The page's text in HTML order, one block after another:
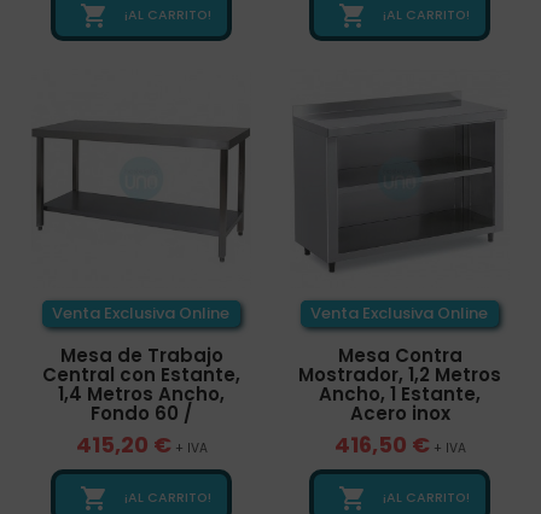
 ¡AL CARRITO!  ¡AL CARRITO!
Venta Exclusiva Online
Mesa de Trabajo
Central con Estante,
1,4 Metros Ancho,
Fondo 60 /
415,20 € + IVA
 ¡AL CARRITO!
Venta Exclusiva Online
Mesa Contra
Mostrador, 1,2 Metros
Ancho, 1 Estante,
Acero inox
416,50 € + IVA
 ¡AL CARRITO!